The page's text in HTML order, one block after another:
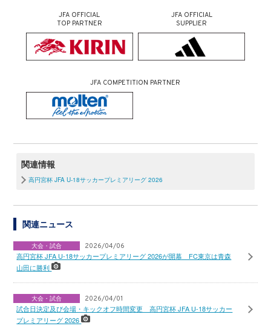
JFA OFFICIAL
TOP PARTNER
JFA OFFICIAL
SUPPLIER
JFA COMPETITION PARTNER
関連情報
高円宮杯 JFA U-18サッカープレミアリーグ 2026
関連ニュース
大会・試合 2026/04/06
高円宮杯 JFA U-18サッカープレミアリーグ 2026が開幕 FC東京は青森
山田に勝利
大会・試合 2026/04/01
試合日決定及び会場・キックオフ時間変更 高円宮杯 JFA U-18サッカー
プレミアリーグ 2026